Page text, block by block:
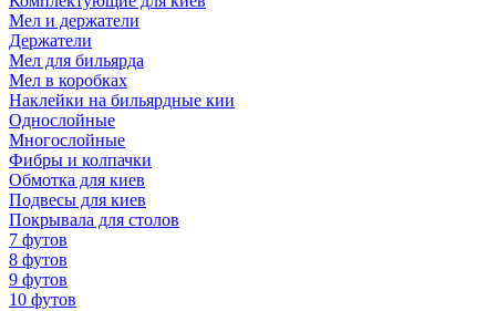
Мел и держатели
Держатели
Мел для бильярда
Мел в коробках
Наклейки на бильярдные кии
Однослойные
Многослойные
Фибры и колпачки
Обмотка для киев
Подвесы для киев
Покрывала для столов
7 футов
8 футов
9 футов
10 футов